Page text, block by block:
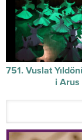
751. Vuslat
i Arus